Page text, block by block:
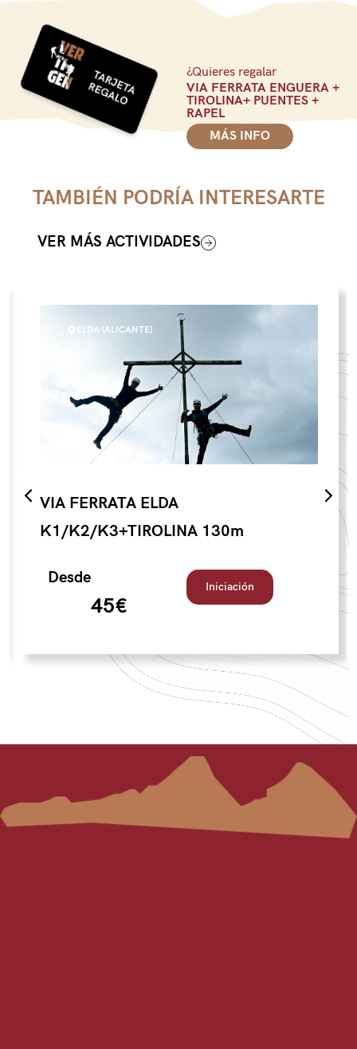
¿Quieres regalar
VIA FERRATA ENGUERA +
TIROLINA+ PUENTES +
RAPEL
MÁS INFO
TAMBIÉN PODRÍA INTERESARTE
VER MÁS ACTIVIDADES
ELDA (ALICANTE)
VIA FERRATA ELDA
K1/K2/K3+TIROLINA 130m
Desde
45€
Iniciación